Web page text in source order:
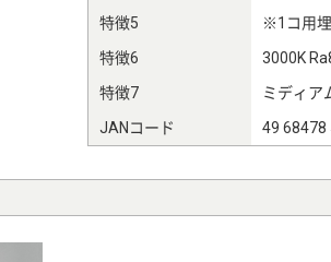
特徴5
※1コ用
特徴6
3000K
特徴7
ミディア
JANコード
49 68478